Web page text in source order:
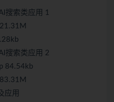
搜索类应用 1
搜索类应用 2
84.54kb
应用